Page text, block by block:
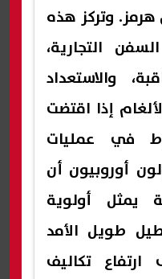
وتركز هذه
التجارية،
والاستعداد
إذا اقتضت
في عمليات
أوروبيون أن
يمثل أولوية
طويل الأمد
تكاليف